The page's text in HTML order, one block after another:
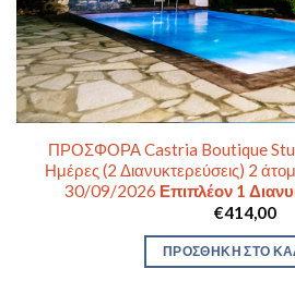
ΠΡΟΣΦΟΡΑ Castria Boutique
Ημέρες (2 Διανυκτερεύσεις) 2
30/09/2026 Επιπλέον 1
€414,00
ΠΡΟΣΘΉΚΗ ΣΤΟ